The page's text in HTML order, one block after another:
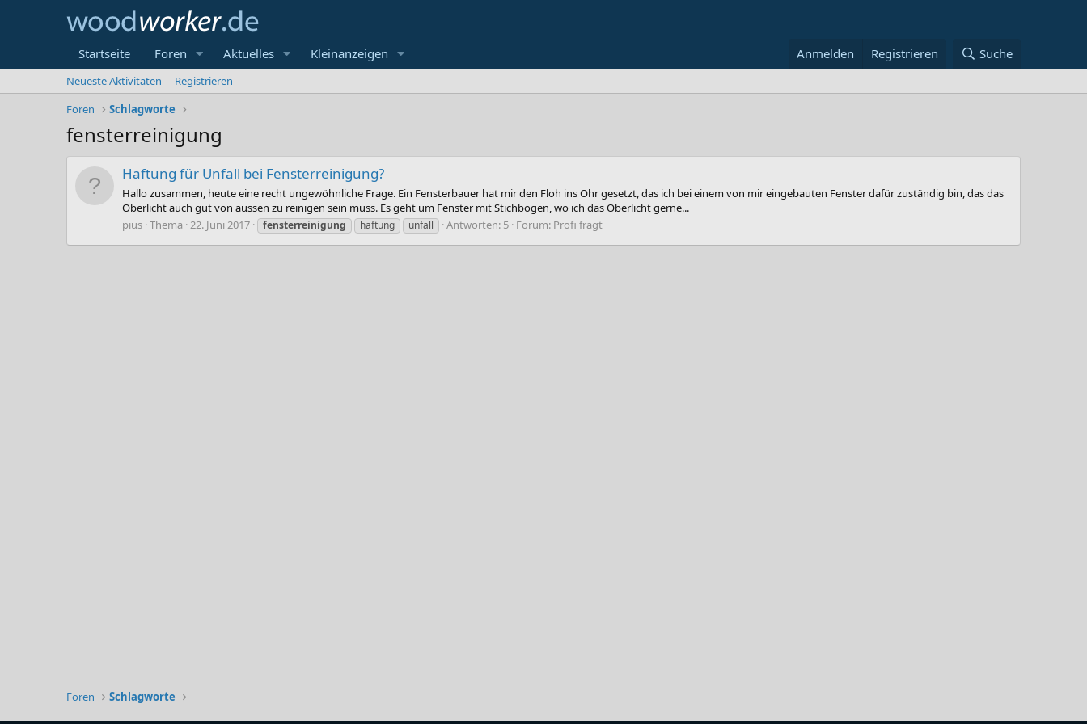
Startseite Foren Aktuelles Kleinanzeigen Anmelden Registrieren Suche
Neueste Aktivitäten
Registrieren
Foren
Schlagworte
fensterreinigung
Haftung für Unfall bei Fensterreinigung?
Hallo zusammen, heute eine recht ungewöhnliche Frage. Ein Fensterbauer hat mir den Floh ins Ohr gesetzt, das ich bei einem von mir eingebauten Fenster dafür zuständig bin, das das
Oberlicht auch gut von aussen zu reinigen sein muss. Es geht um Fenster mit Stichbogen, wo ich das Oberlicht gerne...
pius Thema 22. Juni 2017 fensterreinigung haftung unfall Antworten: 5 Forum: Profi fragt
Foren Schlagworte